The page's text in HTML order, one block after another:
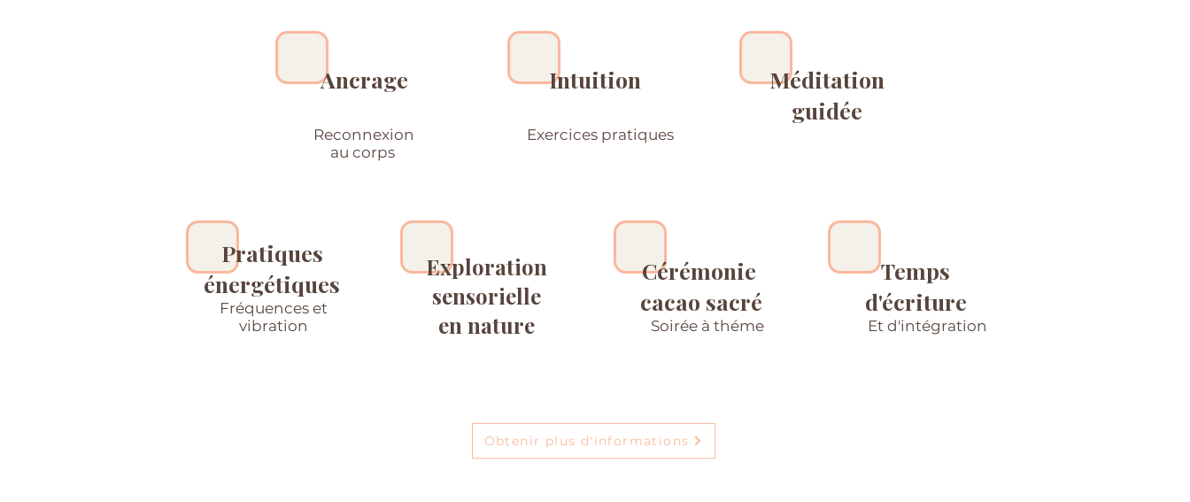
Ancrage
Reconnexion
au corps
Intuition
Exercices pratiques
Méditation
guidée
Pratiques
énergétiques
Fréquences et
vibration
Exploration
sensorielle
en nature
Cérémonie
cacao sacré
Soirée à théme
Temps
d'écriture
Et d'intégration
Obtenir plus d'informations